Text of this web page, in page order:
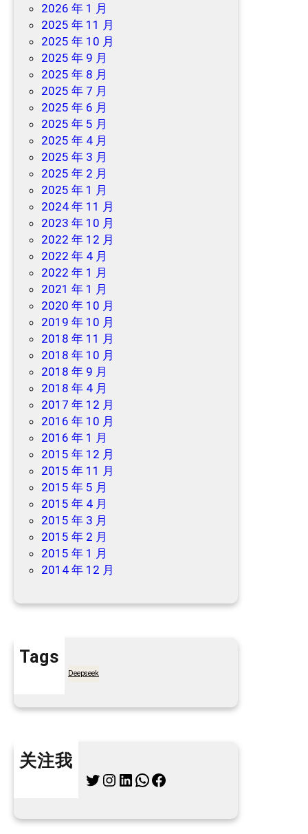
2026 年 1 月
2025 年 11 月
2025 年 10 月
2025 年 9 月
2025 年 8 月
2025 年 7 月
2025 年 6 月
2025 年 5 月
2025 年 4 月
2025 年 3 月
2025 年 2 月
2025 年 1 月
2024 年 11 月
2023 年 10 月
2022 年 12 月
2022 年 4 月
2022 年 1 月
2021 年 1 月
2020 年 10 月
2019 年 10 月
2018 年 11 月
2018 年 10 月
2018 年 9 月
2018 年 4 月
2017 年 12 月
2016 年 10 月
2016 年 1 月
2015 年 12 月
2015 年 11 月
2015 年 5 月
2015 年 4 月
2015 年 3 月
2015 年 2 月
2015 年 1 月
2014 年 12 月
Tags
Deepseek
关注我
Twitter Instagram LinkedIn WhatsApp Facebook